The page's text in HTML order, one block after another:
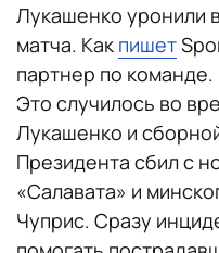
Лукашенко уронили
матча. Как пишет
партнер по команде.
Это случилось во
Лукашенко и
Президента сбил с
«Салавата» и
Чуприс. Сразу